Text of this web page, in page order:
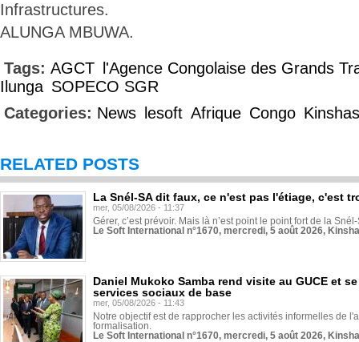
Infrastructures.
ALUNGA MBUWA.
Tags: AGCT
l'Agence Congolaise des Grands
Ilunga SOPECO SGR
Categories: News lesoft Afrique Congo
RELATED POSTS
La Snél-SA dit faux, ce n'est pas l'étiage, c'est
mer, 05/08/2026 - 11:37
Gérer, c’est prévoir. Mais là n’est point le point fort de la
Le Soft International n°1670, mercredi, 5 août 2026,
Daniel Mukoko Samba rend visite au GUCE et
services sociaux de base
mer, 05/08/2026 - 11:43
Notre objectif est de rapprocher les activités informelles de
formalisation.
Le Soft International n°1670, mercredi, 5 août 2026,